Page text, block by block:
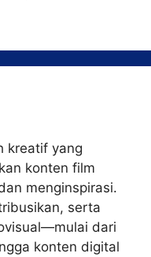
kreatif yang
konten film
menginspirasi.
serta
dari
konten digital